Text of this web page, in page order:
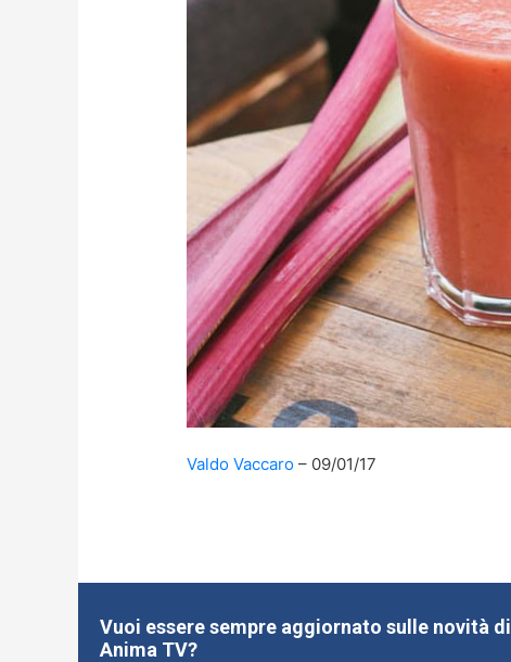
Valdo Vaccaro 09/01/17
Vuoi essere sempre aggiornato sulle novità di
Anima TV?